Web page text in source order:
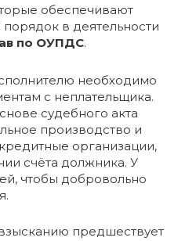
обеспечивают
в деятельности
по ОУПДС.
необходимо
с неплательщика.
судебного акта
производство и
организации,
счёта должника. У
чтобы добровольно
предшествует